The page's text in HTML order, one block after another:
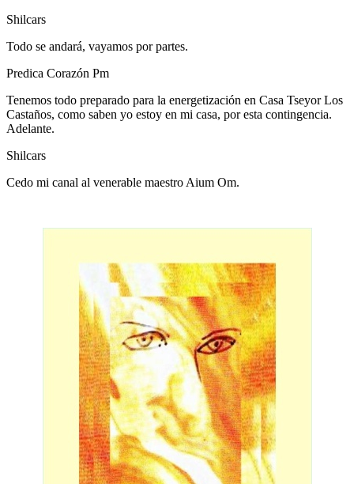
Shilcars
Todo se andará, vayamos por partes.
Predica Corazón Pm
Tenemos todo preparado para la energetización en Casa Tseyor Los
Castaños, como saben yo estoy en mi casa, por esta contingencia.
Adelante.
Shilcars
Cedo mi canal al venerable maestro Aium Om.